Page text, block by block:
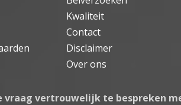
Kwaliteit
Contact
Disclaimer
Over ons
vraag vertrouwelijk te bespreken